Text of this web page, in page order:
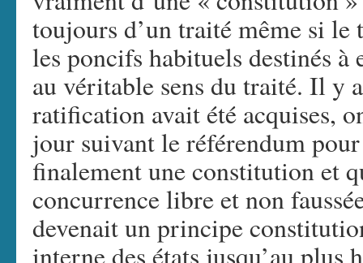
toujours d’un traité même si
les poncifs habituels destinés
au véritable sens du traité. Il y
ratification avait été acquises,
jour suivant le référendum
finalement une constitution et
concurrence libre et non
devenait un principe
interne des états jusqu’au plus